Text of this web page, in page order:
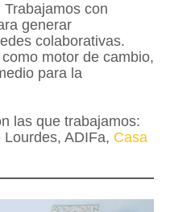
Trabajamos con
generar
colaborativas.
motor de cambio,
para la
las que trabajamos:
ADIFa, Casa